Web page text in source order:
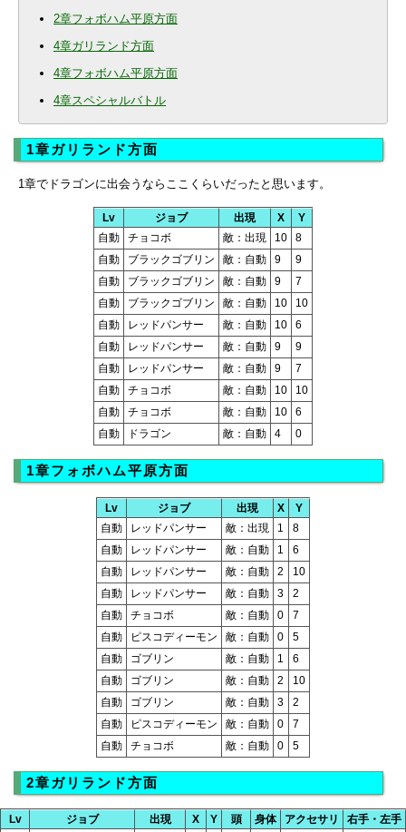
2章フォボハム平原方面
4章ガリランド方面
4章フォボハム平原方面
4章スペシャルバトル
1章ガリランド方面
1章でドラゴンに出会うならここくらいだったと思います。
Lv ジョブ 出現 X
Y
自動
チョコボ 敵：出現 10
8
自動
ブラックゴブリン 敵：自動 9
9
自動
ブラックゴブリン 敵：自動 9
7
自動
ブラックゴブリン 敵：自動 10
10
自動
レッドパンサー 敵：自動 10
6
自動
レッドパンサー 敵：自動 9
9
自動
レッドパンサー 敵：自動 9
7
自動
チョコボ 敵：自動 10
10
自動
チョコボ 敵：自動 10
6
自動
ドラゴン 敵：自動 4 0
1章フォボハム平原方面
Lv ジョブ 出現 X
Y
自動
レッドパンサー 敵：出現 1
8
自動
レッドパンサー 敵：自動 1
6
自動
レッドパンサー 敵：自動 2
10
自動
レッドパンサー 敵：自動 3
2
自動
チョコボ 敵：自動 0
7
自動
ピスコディーモン 敵：自動 0
5
自動
ゴブリン 敵：自動 1
6
自動
ゴブリン 敵：自動 2
10
自動
ゴブリン 敵：自動 3
2
自動
ピスコディーモン 敵：自動 0
7
自動
チョコボ 敵：自動 0 5
2章ガリランド方面
Lv ジョブ 出現 X Y 頭 身体 アクセサリ
右手・左手